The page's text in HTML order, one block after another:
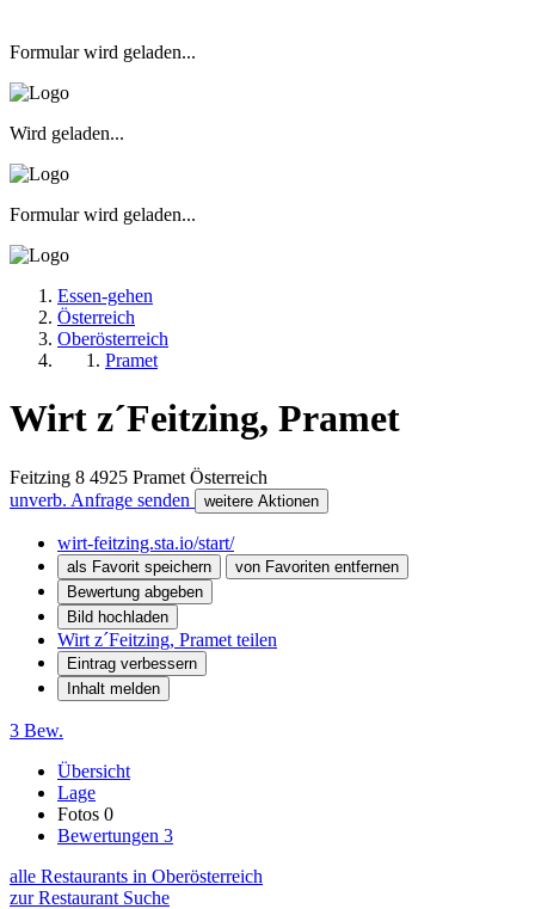
Formular wird geladen...
Wird geladen...
Formular wird geladen...
Essen-gehen
Österreich
Oberösterreich
Pramet
Wirt z´Feitzing, Pramet
Feitzing 8 4925 Pramet Österreich
unverb. Anfrage senden
weitere Aktionen
wirt-feitzing.sta.io/start/
als Favorit speichern
von Favoriten entfernen
Bewertung abgeben
Bild hochladen
Wirt z´Feitzing, Pramet teilen
Eintrag verbessern
Inhalt melden
3 Bew.
Übersicht
Lage
Fotos 0
Bewertungen 3
alle Restaurants in Oberösterreich
zur Restaurant Suche